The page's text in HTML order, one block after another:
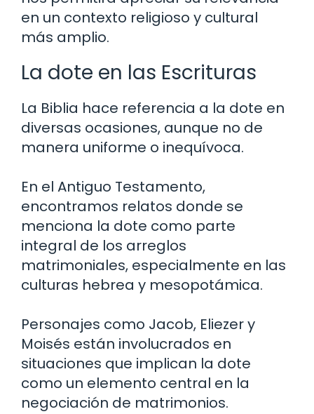
en un contexto religioso y cultural
más amplio.
La dote en las Escrituras
La Biblia hace referencia a la dote en
diversas ocasiones, aunque no de
manera uniforme o inequívoca.
En el Antiguo Testamento,
encontramos relatos donde se
menciona la dote como parte
integral de los arreglos
matrimoniales, especialmente en las
culturas hebrea y mesopotámica.
Personajes como Jacob, Eliezer y
Moisés están involucrados en
situaciones que implican la dote
como un elemento central en la
negociación de matrimonios.